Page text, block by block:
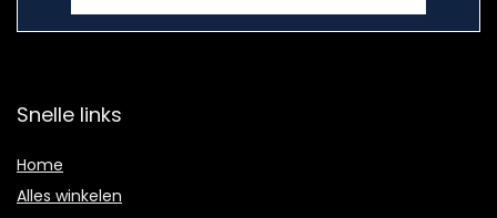
Snelle links
Home
Alles winkelen